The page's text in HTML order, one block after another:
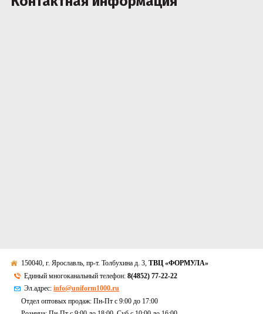
150040, г. Ярославль, пр-т. Толбухина д. 3,ТВЦ «ФОРМУЛА»
Единый многоканальный телефон:8(4852) 77-22-22
Эл.адрес:info@uniform1000.ru
Отдел оптовых продаж: Пн-Пт с 9:00 до 17:00